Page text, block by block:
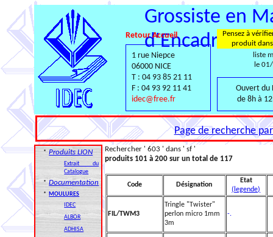
liste
le
Grossiste en
1 rue Niepce
06000 NICE
T : 04 93 85 21 11
F : 04 93 92 11 41
idec@free.fr
Ouvert du
de 8h à
Pensez à
produit
Retour Accueil
Page de recherche
* Produits LION
Extrait du
Catalogue
* Documentation
* MOULURES
IDEC
ALBOR
ADHISA
Rechercher ' 603 ' dans ' sf '
produits 101 à 200 sur un total de 117
Code Désignation
Etat
(legende)
FIL/TWM3
Tringle "Twister"
perlon micro 1mm
3m
-.